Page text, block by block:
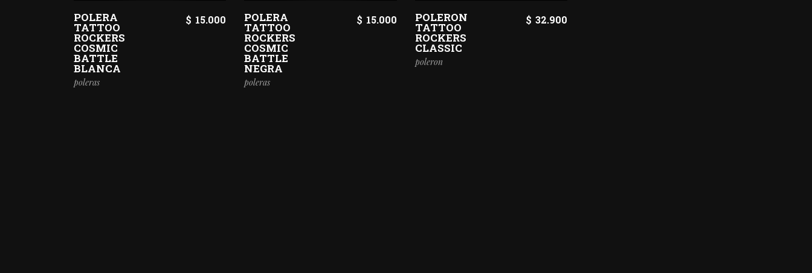
POLERA
TATTOO
ROCKERS
COSMIC
BATTLE
BLANCA
$ 15.000
poleras
POLERA
TATTOO
ROCKERS
COSMIC
BATTLE
NEGRA
$ 15.000
poleras
POLERON
TATTOO
ROCKERS
CLASSIC
$ 32.900
poleron